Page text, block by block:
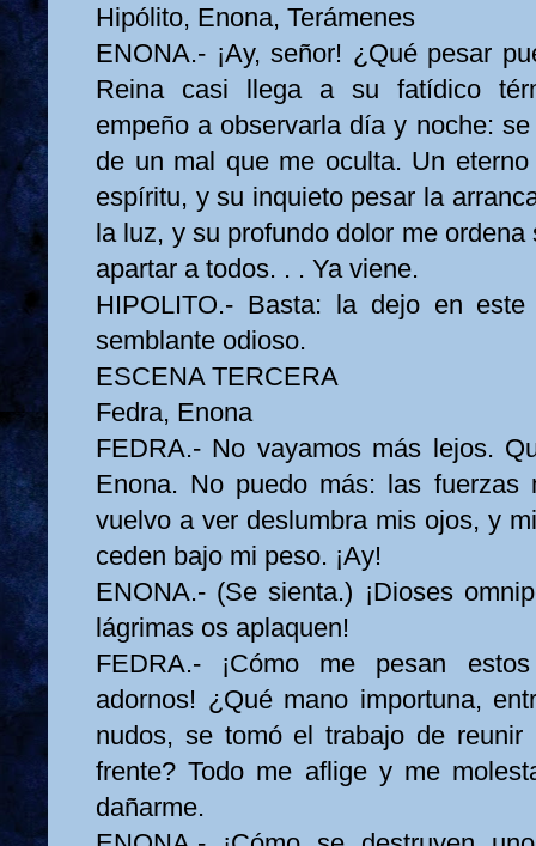
Hipólito, Enona, Terámenes
ENONA.- ¡Ay, señor! ¿Qué pesar
Reina casi llega a su fatídico
empeño a observarla día y noche:
de un mal que me oculta. Un
espíritu, y su inquieto pesar la
la luz, y su profundo dolor me
apartar a todos. . . Ya viene.
HIPOLITO.- Basta: la dejo en
semblante odioso.
ESCENA TERCERA
Fedra, Enona
FEDRA.- No vayamos más lejos.
Enona. No puedo más: las fuerzas
vuelvo a ver deslumbra mis ojos, y
ceden bajo mi peso. ¡Ay!
ENONA.- (Se sienta.) ¡Dioses
lágrimas os aplaquen!
FEDRA.- ¡Cómo me pesan
adornos! ¿Qué mano importuna,
nudos, se tomó el trabajo de
frente? Todo me aflige y me
dañarme.